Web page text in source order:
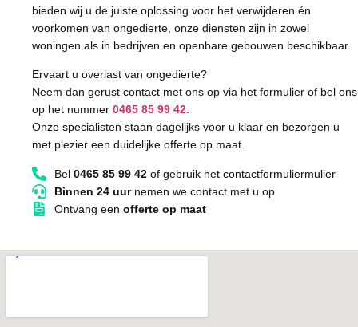
bieden wij u de juiste oplossing voor het verwijderen én
voorkomen van ongedierte, onze diensten zijn in zowel
woningen als in bedrijven en openbare gebouwen beschikbaar.
Ervaart u overlast van ongedierte?
Neem dan gerust contact met ons op via het formulier of bel ons
op het nummer 0465 85 99 42.
Onze specialisten staan dagelijks voor u klaar en bezorgen u
met plezier een duidelijke offerte op maat.
Bel 0465 85 99 42of gebruik het contactformuliermulier
Binnen 24 uurnemen we contact met u op
Ontvang een offerte op maat